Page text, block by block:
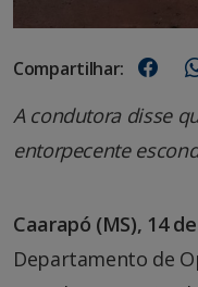
Compartilhar:
A condutora disse
entorpecente
Caarapó (MS), 14
Departamento de